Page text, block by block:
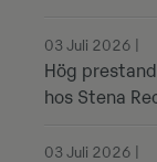
03 Juli 2026 |
Hög
hos Stena
03 Juli 2026 |